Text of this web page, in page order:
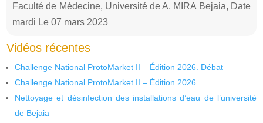
Faculté de Médecine, Université de A. MIRA Bejaia, Date
mardi Le 07 mars 2023
Vidéos récentes
Challenge National ProtoMarket II – Édition 2026. Débat
Challenge National ProtoMarket II – Édition 2026
Nettoyage et désinfection des installations d’eau de l’université
de Bejaia